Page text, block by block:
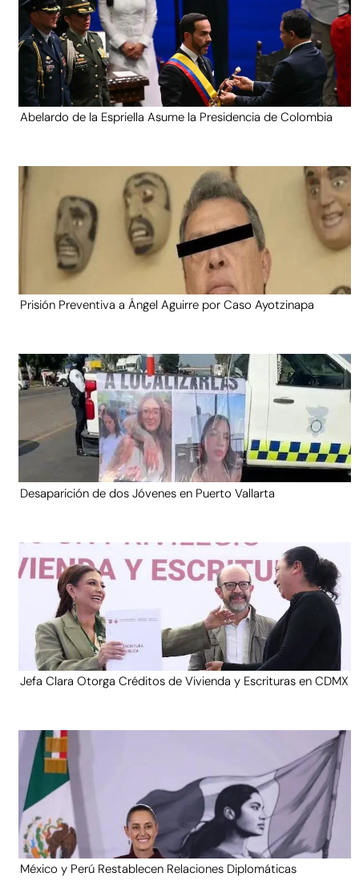
Abelardo de la Espriella Asume la Presidencia de Colombia
Prisión Preventiva a Ángel Aguirre por Caso Ayotzinapa
Desaparición de dos Jóvenes en Puerto Vallarta
Jefa Clara Otorga Créditos de Vivienda y Escrituras en CDMX
México y Perú Restablecen Relaciones Diplomáticas